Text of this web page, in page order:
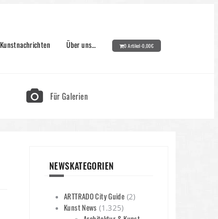
Kunstnachrichten Über uns… 0 Artikel-0,00€
Für Galerien
NEWSKATEGORIEN
ARTTRADO City Guide (2)
Kunst News (1.325)